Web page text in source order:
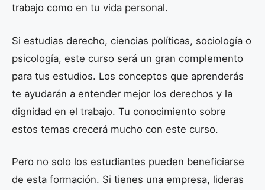
trabajo como en tu vida personal.
Si estudias derecho, ciencias políticas, sociología o
psicología, este curso será un gran complemento
para tus estudios. Los conceptos que aprenderás
te ayudarán a entender mejor los derechos y la
dignidad en el trabajo. Tu conocimiento sobre
estos temas crecerá mucho con este curso.
Pero no solo los estudiantes pueden beneficiarse
de esta formación. Si tienes una empresa, lideras